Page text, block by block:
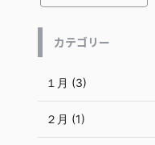
カテゴリー
１月 (3)
２月 (1)